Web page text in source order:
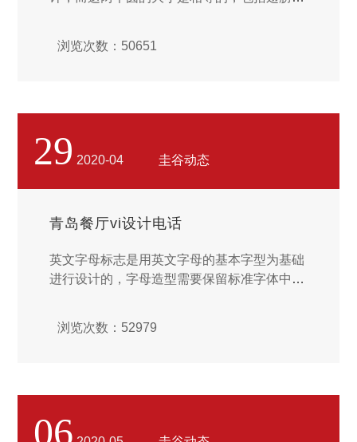
择一个粗细适中的描边。 在这样飞速发展接
符合公司品牌的预设理念。想了很多也感触领
总结赅括赅括赅括出来，以下从品牌预设需求
具有的三个认识进行叙述分析分析，希望能够
对大家产生帮助。...
浏览次数：50651
29 2020-04 圭谷动态
青岛餐厅vi设计电话
英文字母标志是用英文字母的基本字型为基础
进行设计的，字母造型需要保留标准字体中的
的特点。标志中设计的字母形象，不仅要保留
原则和要求：...
浏览次数：52979
06